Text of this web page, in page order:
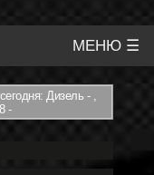
МЕНЮ ☰
Дизель - ,
-